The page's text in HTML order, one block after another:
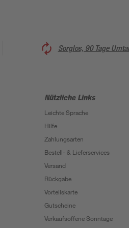
Sorglos, 90 Tage
Nützliche Links
Leichte Sprache
Hilfe
Zahlungsarten
Bestell- & Lieferservices
Versand
Rückgabe
Vorteilskarte
Gutscheine
Verkaufsoffene Sonntage